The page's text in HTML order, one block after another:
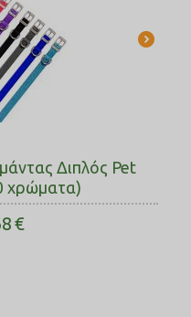
Διπλός Pet
χρώματα)
€